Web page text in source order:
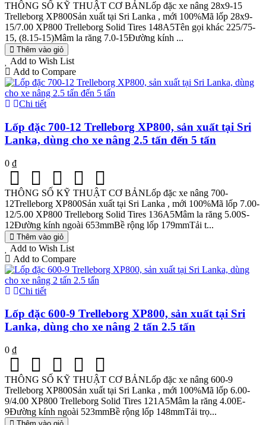
THÔNG SỐ KỸ THUẬT CƠ BẢNLốp đặc xe nâng 28x9-15
Trelleborg XP800Sản xuất tại Sri Lanka , mới 100%Mã lốp 28x9-
15/7.00 XP800 Trelleborg Solid Tires 148A5Tên gọi khác 225/75-
15, (8.15-15)Mâm la răng 7.0-15Đường kính ...
Thêm vào giỏ
Add to Wish List
Add to Compare
Chi tiết
Lốp đặc 700-12 Trelleborg XP800, sản xuất tại Sri
Lanka, dùng cho xe nâng 2.5 tấn đến 5 tấn
0 ₫
THÔNG SỐ KỸ THUẬT CƠ BẢNLốp đặc xe nâng 700-
12Trelleborg XP800Sản xuất tại Sri Lanka , mới 100%Mã lốp 7.00-
12/5.00 XP800 Trelleborg Solid Tires 136A5Mâm la răng 5.00S-
12Đường kính ngoài 653mmBề rộng lốp 179mmTải t...
Thêm vào giỏ
Add to Wish List
Add to Compare
Chi tiết
Lốp đặc 600-9 Trelleborg XP800, sản xuất tại Sri
Lanka, dùng cho xe nâng 2 tấn 2.5 tấn
0 ₫
THÔNG SỐ KỸ THUẬT CƠ BẢNLốp đặc xe nâng 600-9
Trelleborg XP800Sản xuất tại Sri Lanka , mới 100%Mã lốp 6.00-
9/4.00 XP800 Trelleborg Solid Tires 121A5Mâm la răng 4.00E-
9Đường kính ngoài 523mmBề rộng lốp 148mmTải trọ...